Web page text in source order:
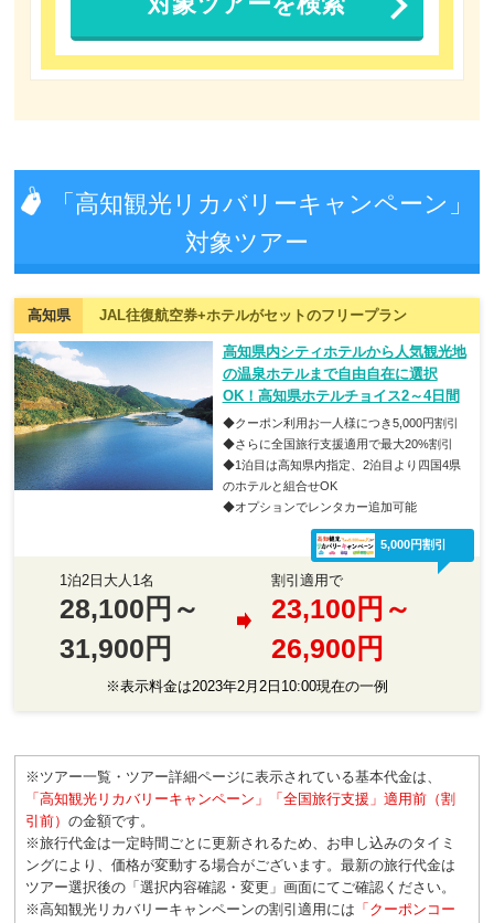
「高知観光リカバリーキャンペーン」
対象ツアー
高知県 JAL往復航空券+ホテルがセットのフリープラン
高知県内シティホテルから人気観光地
の温泉ホテルまで自由自在に選択
OK！高知県ホテルチョイス2～4日間
◆クーポン利用お一人様につき5,000円割引
◆さらに全国旅行支援適用で最大20%割引
◆1泊目は高知県内指定、2泊目より四国4県
のホテルと組合せOK
◆オプションでレンタカー追加可能
1泊2日大人1名
28,100円～
31,900円
5,000円割引
割引適用で
23,100円～
26,900円
※表示料金は2023年2月2日10:00現在の一例
※ツアー一覧・ツアー詳細ページに表示されている基本代金は、
「高知観光リカバリーキャンペーン」「全国旅行支援」適用前（割
引前）の金額です。
※旅行代金は一定時間ごとに更新されるため、お申し込みのタイミ
ングにより、価格が変動する場合がございます。最新の旅行代金は
ツアー選択後の「選択内容確認・変更」画面にてご確認ください。
※高知観光リカバリーキャンペーンの割引適用には 「クーポンコー